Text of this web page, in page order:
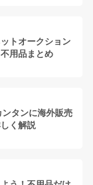
トオークション
用品まとめ
タンに海外販売
く解説